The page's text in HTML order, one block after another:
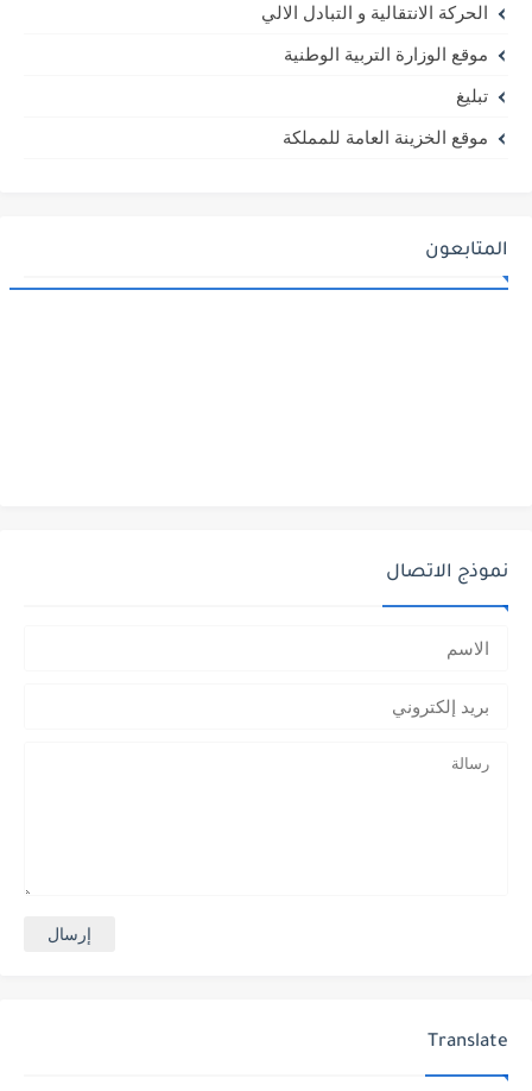
الحركة الانتقالية و التبادل الالي
موقع الوزارة التربية الوطنية
تبليغ
موقع الخزينة العامة للمملكة
المتابعون
نموذج الاتصال
Translate